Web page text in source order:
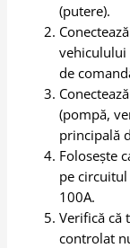
(putere).
vehiculului
de
(pompă,
principală
Folosește
pe
100A.
Verifică că
controlat